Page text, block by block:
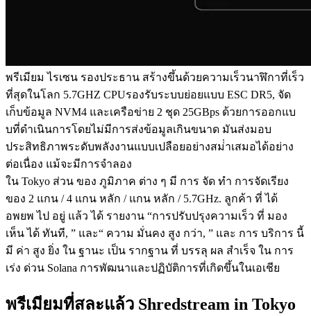
พรีเมียม ไรเซน รองประธาน สร้างขึ้นด้วยความเร็วนาฬิกาที่เร็ว
ที่สุดในโลก 5.7GHZ CPUรองรับระบบย่อยแบบ ESC DR5, จัด
เก็บข้อมูล NVM4 และเครือข่าย 2 ชุด 25GBps ด้วยการออกแบ
บที่ดําเนินการโดยไม่มีการส่งข้อมูลเกินขนาด มันส่งมอบ
ประสิทธิภาพระดับพลังงานแบบเปลือยอย่างสม่ําเสมอได้อย่าง
ต่อเนื่อง แม้จะมีการจําลอง
ใน Tokyo ส่วน ของ ภูมิภาค ต่าง ๆ มี การ จัด ทํา การจัดเรียง
ของ 2 แกน / 4 แกน หลัก / แกน หลัก / 5.7GHz. ลูกค้า ที่ ได้
อพยพ ไป อยู่ แล้ว ได้ รายงาน “การปรับปรุงความเร็ว ที่ มอง
เห็น ได้ ทันที, ” และ“ ความ มั่นคง สูง กว่า, ” และ การ บริการ นี้
มี ค่า สูง ยิ่ง ใน ฐานะ เป็น รากฐาน ที่ บรรลุ ผล สําเร็จ ใน การ
เร่ง ด่วน Solana การพัฒนาและปฏิบัติการที่เกิดขึ้นในเอเชีย
พรีเมียมที่สละแล้ว Shredstream in Tokyo